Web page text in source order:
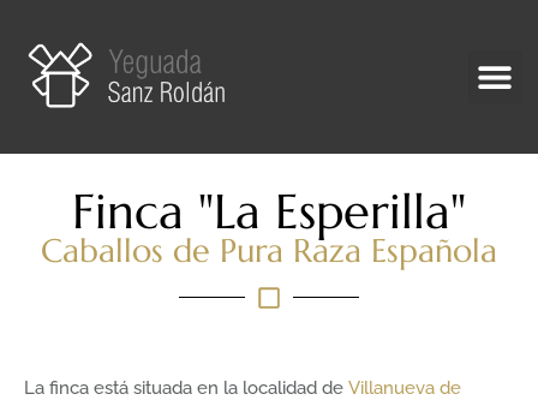
Finca "La Esperilla"
Caballos de Pura Raza Española
La finca está situada en la localidad de Villanueva de